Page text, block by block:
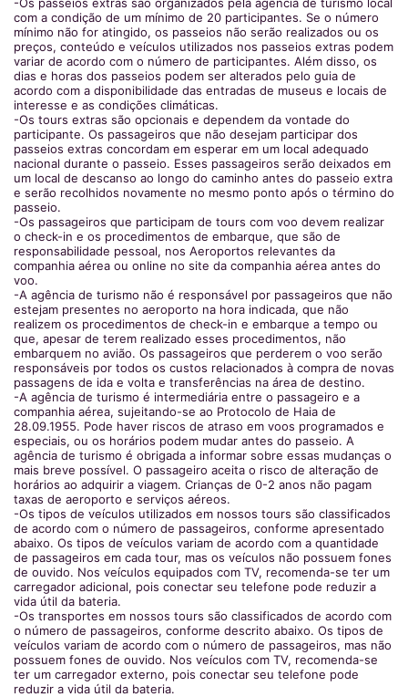
com a condição de um mínimo de 20 participantes. Se o número
mínimo não for atingido, os passeios não serão realizados ou os
preços, conteúdo e veículos utilizados nos passeios extras podem
variar de acordo com o número de participantes. Além disso, os
dias e horas dos passeios podem ser alterados pelo guia de
acordo com a disponibilidade das entradas de museus e locais de
interesse e as condições climáticas.
-Os tours extras são opcionais e dependem da vontade do
participante. Os passageiros que não desejam participar dos
passeios extras concordam em esperar em um local adequado
nacional durante o passeio. Esses passageiros serão deixados em
um local de descanso ao longo do caminho antes do passeio extra
e serão recolhidos novamente no mesmo ponto após o término do
passeio.
-Os passageiros que participam de tours com voo devem realizar
o check-in e os procedimentos de embarque, que são de
responsabilidade pessoal, nos Aeroportos relevantes da
companhia aérea ou online no site da companhia aérea antes do
voo.
-A agência de turismo não é responsável por passageiros que não
estejam presentes no aeroporto na hora indicada, que não
realizem os procedimentos de check-in e embarque a tempo ou
que, apesar de terem realizado esses procedimentos, não
embarquem no avião. Os passageiros que perderem o voo serão
responsáveis por todos os custos relacionados à compra de novas
passagens de ida e volta e transferências na área de destino.
-A agência de turismo é intermediária entre o passageiro e a
companhia aérea, sujeitando-se ao Protocolo de Haia de
28.09.1955. Pode haver riscos de atraso em voos programados e
especiais, ou os horários podem mudar antes do passeio. A
agência de turismo é obrigada a informar sobre essas mudanças o
mais breve possível. O passageiro aceita o risco de alteração de
horários ao adquirir a viagem. Crianças de 0-2 anos não pagam
taxas de aeroporto e serviços aéreos.
-Os tipos de veículos utilizados em nossos tours são classificados
de acordo com o número de passageiros, conforme apresentado
abaixo. Os tipos de veículos variam de acordo com a quantidade
de passageiros em cada tour, mas os veículos não possuem fones
de ouvido. Nos veículos equipados com TV, recomenda-se ter um
carregador adicional, pois conectar seu telefone pode reduzir a
vida útil da bateria.
-Os transportes em nossos tours são classificados de acordo com
o número de passageiros, conforme descrito abaixo. Os tipos de
veículos variam de acordo com o número de passageiros, mas não
possuem fones de ouvido. Nos veículos com TV, recomenda-se
ter um carregador externo, pois conectar seu telefone pode
reduzir a vida útil da bateria.